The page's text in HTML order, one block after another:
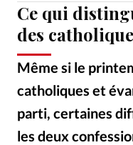
Tous les articles
Faire un don
Emploi
Se connecter
Édition:
Ce qui
des
Même si le
catholiques et
parti, certaines
les deux